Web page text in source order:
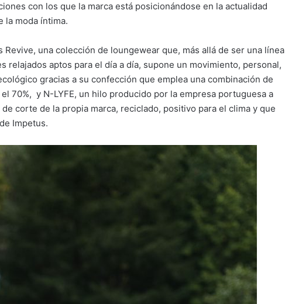
con los que la marca está posicionándose en la actualidad
la moda íntima.
una colección de loungewear que, más allá de ser una línea
relajados aptos para el día a día, supone un movimiento, personal,
gracias a su confección que emplea una combinación de
el 70%, y N-LYFE, un hilo producido por la empresa portuguesa a
corte de la propia marca, reciclado, positivo para el clima y que
Impetus.